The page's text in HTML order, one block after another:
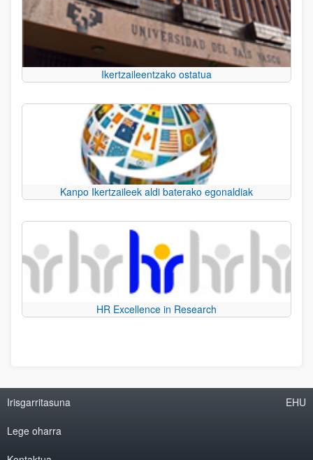
Ikertzaileentzako ostatua
Kanpo Ikertzaileek aldi baterako egonaldiak
HR Excellence in Research
Irisgarritasuna
Lege oharra
EHU